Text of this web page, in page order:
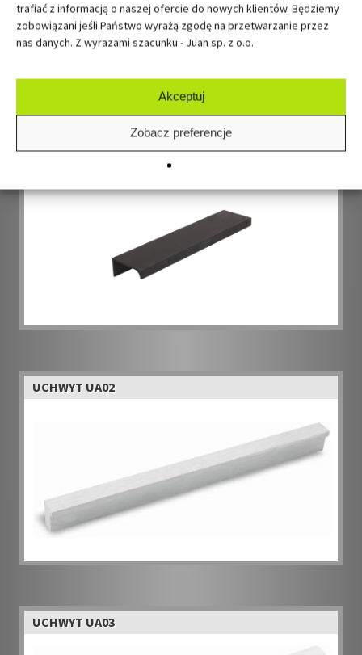
trafiać z informacją o naszej ofercie do nowych klientów. Będziemy
zobowiązani jeśli Państwo wyrażą zgodę na przetwarzanie przez
nas danych. Z wyrazami szacunku - Juan sp. z o.o.
Akceptuj
Zobacz preferencje
UCHWYT UA 68
UCHWYT UA02
UCHWYT UA03